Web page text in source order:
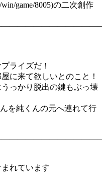
game/8005)の二次創作
ライズだ！
に来て欲しいとのこと！
っかり脱出の鍵もぶっ壊
を純くんの元へ連れて行
れています